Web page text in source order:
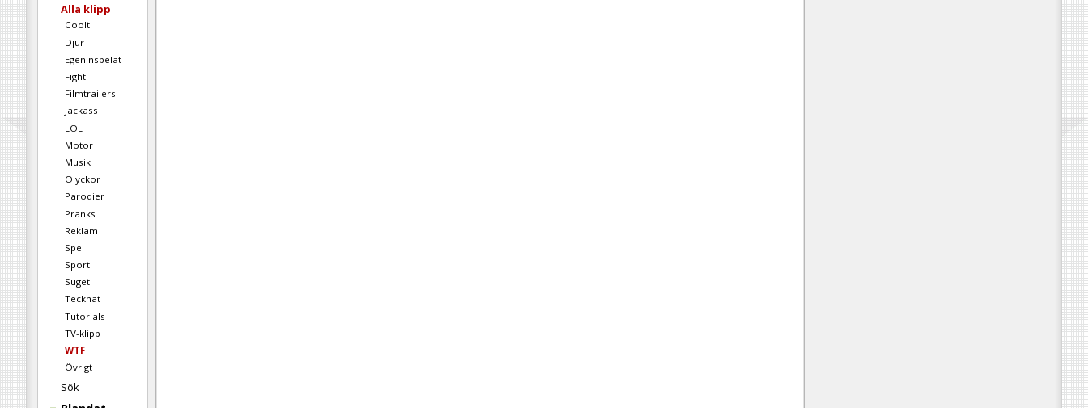
Alla klipp
Coolt
Djur
Egeninspelat
Fight
Filmtrailers
Jackass
LOL
Motor
Musik
Olyckor
Parodier
Pranks
Reklam
Spel
Sport
Suget
Tecknat
Tutorials
TV-klipp
WTF
Övrigt
Sök